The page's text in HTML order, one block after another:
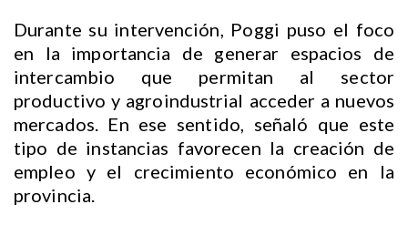
Durante su intervención, Poggi puso el foco
en la importancia de generar espacios de
intercambio que permitan al sector
productivo y agroindustrial acceder a nuevos
mercados. En ese sentido, señaló que este
tipo de instancias favorecen la creación de
empleo y el crecimiento económico en la
provincia.